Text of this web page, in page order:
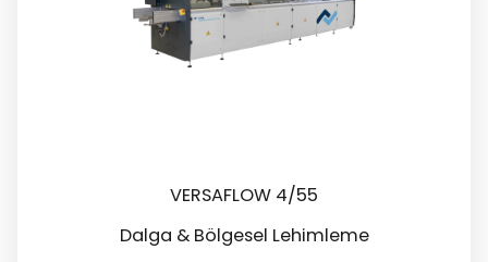
VERSAFLOW 4/55
Dalga & Bölgesel Lehimleme